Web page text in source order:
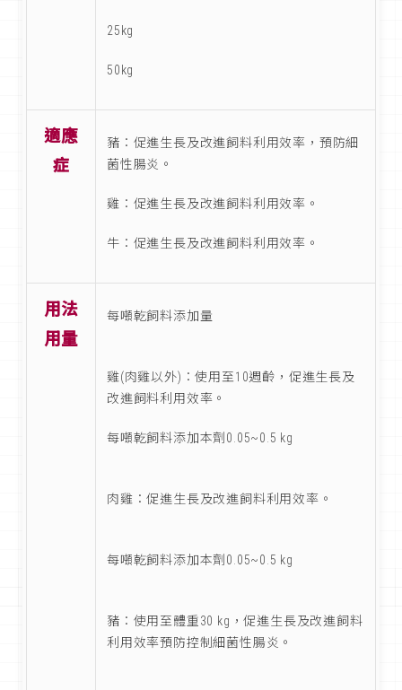
25kg
50kg
適應
症
豬：促進生長及改進飼料利用效率，預防細
菌性腸炎。
雞：促進生長及改進飼料利用效率。
牛：促進生長及改進飼料利用效率。
用法
用量
每噸乾飼料添加量
雞(肉雞以外)：使用至10週齡，促進生長及
改進飼料利用效率。
每噸乾飼料添加本劑0.05~0.5 kg
肉雞：促進生長及改進飼料利用效率。
每噸乾飼料添加本劑0.05~0.5 kg
豬：使用至體重30 kg，促進生長及改進飼料
利用效率預防控制細菌性腸炎。